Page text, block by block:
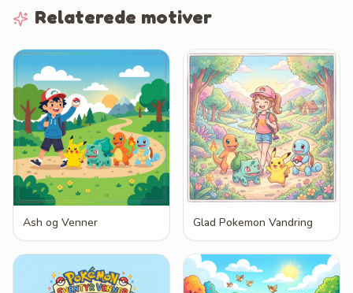
Relaterede motiver
Ash og Venner Glad Pokemon Vandring